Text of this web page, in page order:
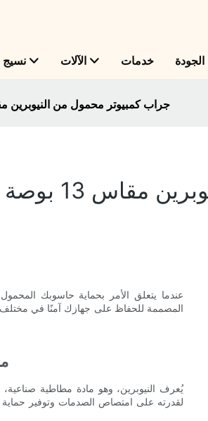
نسيج الآلات خدمات
جراب كمبيوتر محمول من النيوبرين مقاس 13 بوصة مقابل جراب مقاس 14 بوصة: أيهما
عندما يتعلق الأمر بحماية حاسوبك
يُعرف النيوبرين، وهو مادة مطاطية صناعية،
لقدرته على امتصاص الصدمات وتوفير حماية